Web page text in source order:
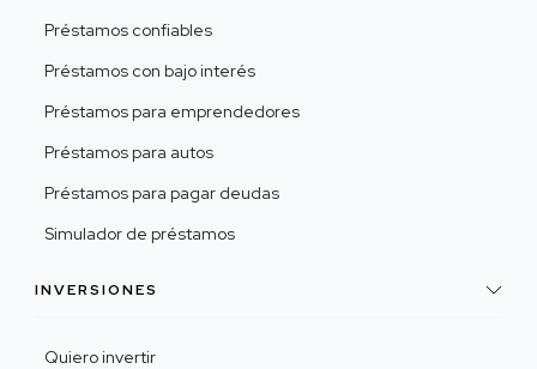
Préstamos confiables
Préstamos con bajo interés
Préstamos para emprendedores
Préstamos para autos
Préstamos para pagar deudas
Simulador de préstamos
INVERSIONES
Quiero invertir